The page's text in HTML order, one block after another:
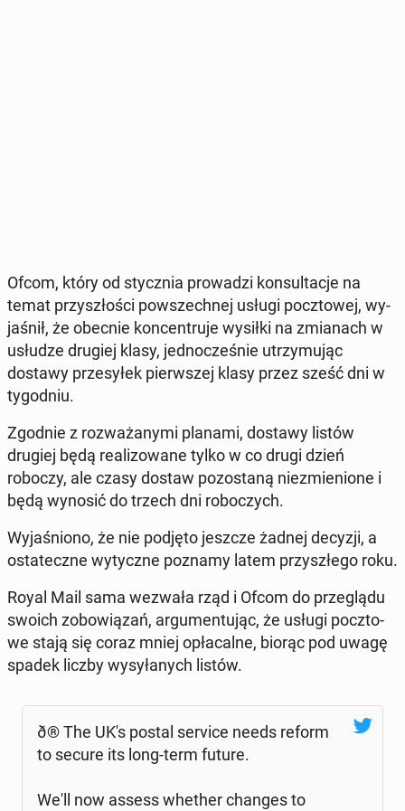
Ofcom, który od stycz­nia pro­wa­dzi kon­sul­ta­cje na
temat przy­szło­ści po­wszech­nej usługi pocz­to­wej, wy­
ja­śnił, że obecnie kon­cen­tru­je wysiłki na zmia­nach w
usłudze drugiej klasy, jed­no­cze­śnie utrzy­mu­jąc
dostawy prze­sy­łek pierw­szej klasy przez sześć dni w
ty­go­dniu.
Zgodnie z roz­wa­ża­ny­mi planami, dostawy listów
drugiej będą re­ali­zo­wa­ne tylko w co drugi dzień
roboczy, ale czasy dostaw po­zo­sta­ną nie­zmie­nio­ne i
będą wynosić do trzech dni ro­bo­czych.
Wy­ja­śnio­no, że nie podjęto jeszcze żadnej decyzji, a
osta­tecz­ne wy­tycz­ne poznamy latem przy­szłe­go roku.
Royal Mail sama wezwała rząd i Ofcom do prze­glą­du
swoich zo­bo­wią­zań, ar­gu­men­tu­jąc, że usługi pocz­to­
we stają się coraz mniej opła­cal­ne, biorąc pod uwagę
spadek liczby wy­sy­ła­nych listów.
ð® The UK's postal service needs reform
to secure its long-term future.
We'll now assess whether changes to